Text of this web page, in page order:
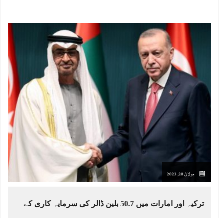
جولائ 20, 2023
ترکیہ اور امارات میں 50.7 بلین ڈالر کی سرمایہ کاری کے